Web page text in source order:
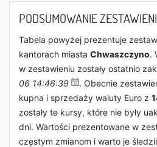
PODSUMOWANIE
Tabela powyżej prezentuje
kantorach miasta Chwaszczyno.
w zestawieniu zostały ostatnio
06 14:46:39
. Obecnie
kupna i sprzedaży waluty Euro z
zostały te kursy, które nie były
dni. Wartości prezentowane w
częstym zmianom i warto je